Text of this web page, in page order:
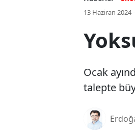
13 Haziran 2024
Ocak
talepte